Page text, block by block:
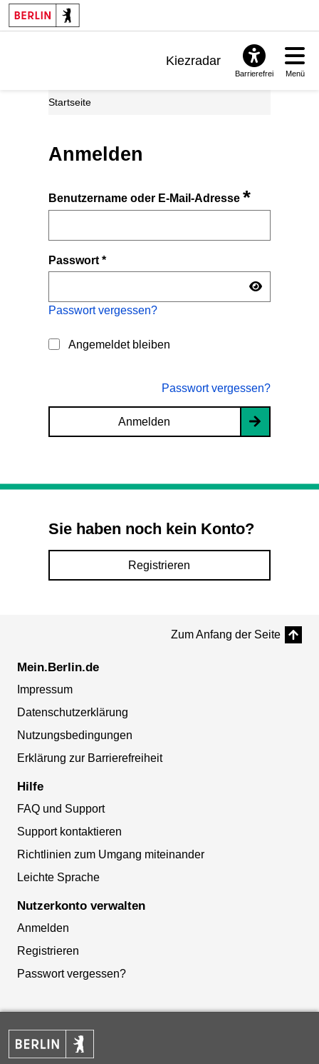
Kiezradar
Barrierefrei Menü
Startseite
Anmelden
Benutzername oder E-Mail-Adresse*
Passwort*
Passwort vergessen?
Angemeldet bleiben
Passwort vergessen?
Anmelden
Sie haben noch kein Konto?
Registrieren
Zum Anfang der Seite
Mein.Berlin.de
Impressum
Datenschutzerklärung
Nutzungsbedingungen
Erklärung zur Barrierefreiheit
Hilfe
FAQ und Support
Support kontaktieren
Richtlinien zum Umgang miteinander
Leichte Sprache
Nutzerkonto verwalten
Anmelden
Registrieren
Passwort vergessen?